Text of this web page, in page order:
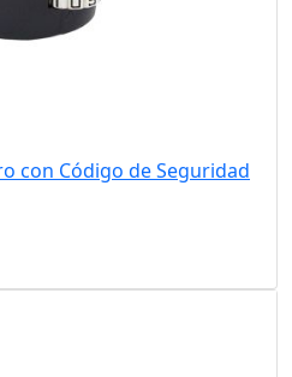
con Código de Seguridad